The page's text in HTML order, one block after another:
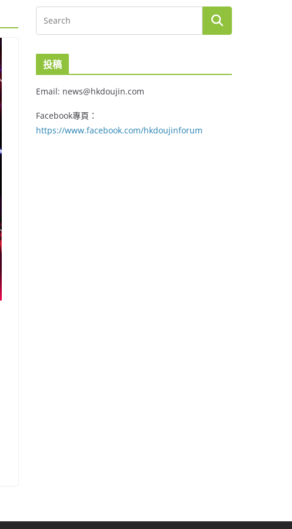
投稿
Email: news@hkdoujin.com
Facebook專頁：
https://www.facebook.com/hkdoujinforum